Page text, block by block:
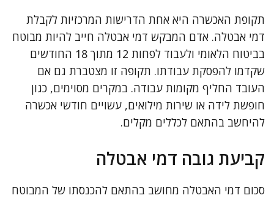
תקופת האכשרה היא אחת הדרישות המרכזיות לקבלת
דמי אבטלה. אדם המבקש דמי אבטלה חייב להיות מבוטח
בביטוח הלאומי ולעבוד לפחות 12 מתוך 18 החודשים
שקדמו להפסקת עבודתו. תקופה זו מצטברת גם אם
העובד החליף מקומות עבודה. במקרים מסוימים, כגון
חופשת לידה או שירות מילואים, עשויים חודשי אכשרה
להיחשב בהתאם לכללים מקלים.
קביעת גובה דמי אבטלה
סכום דמי האבטלה מחושב בהתאם להכנסתו של המבוטח